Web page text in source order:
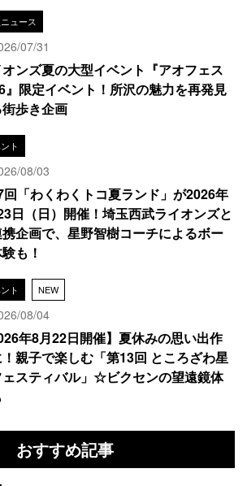
ュース
07/31
ンズ夏の大型イベント『アオフェス
』限定イベント！所沢の魅力を再発見
歩き企画
ト
08/03
回「わくわくトコ夏ランド」が2026年
日（日）開催！埼玉西武ライオンズと
企画で、星野智樹コーチによるボー
も！
ト NEW
08/04
年8月22日開催】夏休みの思い出作
！親子で楽しむ「第13回 ところざわ星
ェスティバル」☆ビクセンの望遠鏡体
おすすめ記事